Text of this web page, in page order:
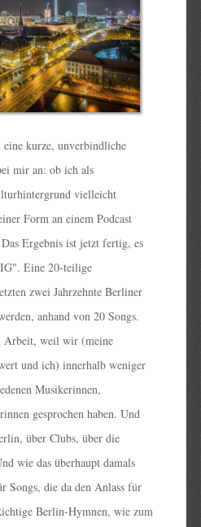
kurze, unverbindliche
mir an: ob ich als
vielleicht
Form an einem Podcast
Ergebnis ist jetzt fertig, es
Eine 20-teilige
zwei Jahrzehnte Berliner
anhand von 20 Songs.
Arbeit, weil wir (meine
und ich) innerhalb weniger
Musikerinnen,
gesprochen haben. Und
über Clubs, über die
wie das überhaupt damals
Songs, die da den Anlass für
Berlin-Hymnen, wie zum